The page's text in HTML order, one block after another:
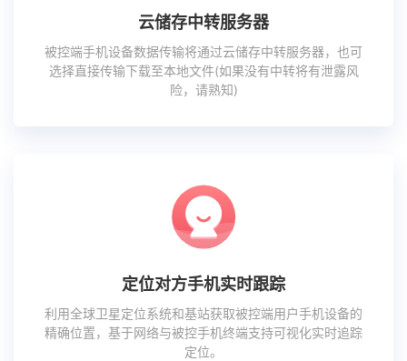
云储存中转服务器
被控端手机设备数据传输将通过云储存中转服务器，也可
选择直接传输下载至本地文件(如果没有中转将有泄露风
险，请熟知)
定位对方手机实时跟踪
利用全球卫星定位系统和基站获取被控端用户手机设备的
精确位置，基于网络与被控手机终端支持可视化实时追踪
定位。